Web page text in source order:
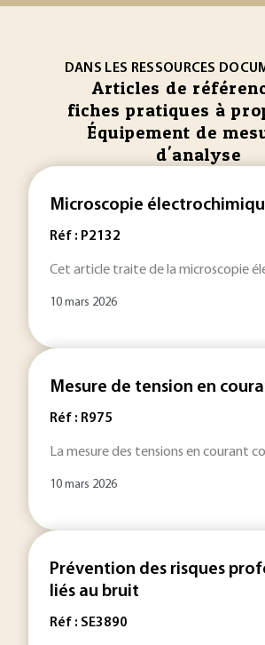
DANS LES RESSOURCES
Articles de
fiches pratiques à
Équipement de
d'analyse
Microscopie
Réf : P2132
Cet article traite de la microscopie
10 mars 2026
Mesure de tension en
Réf : R975
La mesure des tensions en courant
10 mars 2026
Prévention des risques
liés au bruit
Réf : SE3890